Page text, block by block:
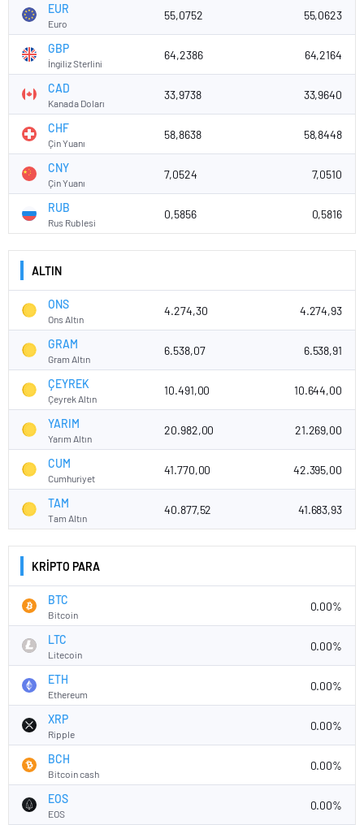
EUR
Euro
55,0752 55,0623
GBP
İngiliz Sterlini
64,2386 64,2164
CAD
Kanada Doları
33,9738 33,9640
CHF
Çin Yuanı
58,8638 58,8448
CNY
Çin Yuanı
7,0524 7,0510
RUB
Rus Rublesi
0,5856 0,5816
ALTIN
ONS
Ons Altın
4.274,30 4.274,93
GRAM
Gram Altın
6.538,07 6.538,91
ÇEYREK
Çeyrek Altın
10.491,00 10.644,00
YARIM
Yarım Altın
20.982,00 21.269,00
CUM
Cumhuriyet
41.770,00 42.395,00
TAM
Tam Altın
40.877,52 41.683,93
KRİPTO PARA
BTC
Bitcoin
0.00%
LTC
Litecoin
0.00%
ETH
Ethereum
0.00%
XRP
Ripple
0.00%
BCH
Bitcoin cash
0.00%
EOS
EOS
0.00%